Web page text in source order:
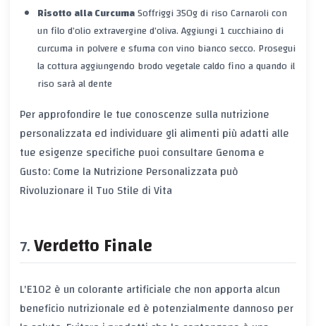
Risotto alla CurcumaSoffriggi 350g di riso Carnaroli con
un filo d’olio extravergine d’oliva. Aggiungi 1 cucchiaino di
curcuma in polvere e sfuma con vino bianco secco. Prosegui
la cottura aggiungendo brodo vegetale caldo fino a quando il
riso sarà al dente
Per approfondire le tue conoscenze sulla nutrizione
personalizzata ed individuare gli alimenti più adatti alle
tue esigenze specifiche puoi consultare Genoma e
Gusto: Come la Nutrizione Personalizzata può
Rivoluzionare il Tuo Stile di Vita
Verdetto Finale
L'E102 è un colorante artificiale che non apporta alcun
beneficio nutrizionale ed è potenzialmente dannoso per